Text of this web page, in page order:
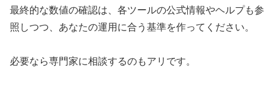
最終的な数値の確認は、各ツールの公式情報やヘルプも参
照しつつ、あなたの運用に合う基準を作ってください。
必要なら専門家に相談するのもアリです。